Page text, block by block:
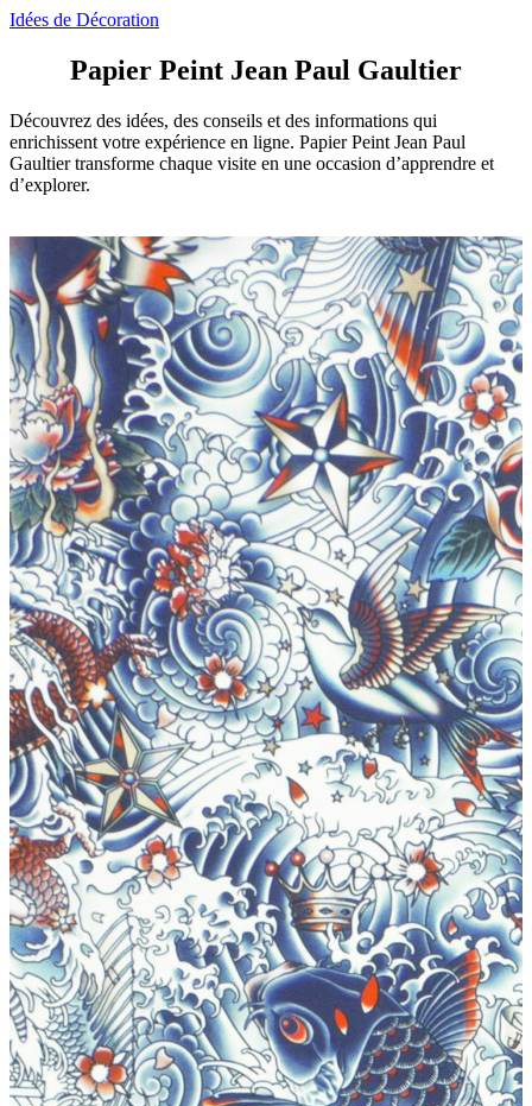
Idées de Décoration
Papier Peint Jean Paul Gaultier
Découvrez des idées, des conseils et des informations qui
enrichissent votre expérience en ligne. Papier Peint Jean Paul
Gaultier transforme chaque visite en une occasion d’apprendre et
d’explorer.